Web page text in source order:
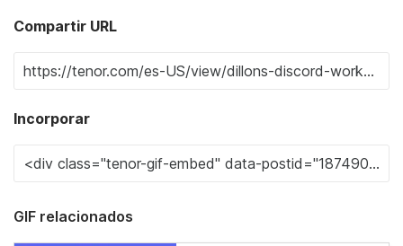
Compartir URL
Incorporar
GIF relacionados